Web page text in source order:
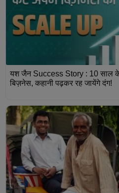
यश जैन Success Story : 10 साल
बिज़नेस, कहानी पढ़कर रह जायेंगे दंग!